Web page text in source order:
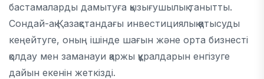
бастамаларды дамытуға қызығушылық танытты.
Сондай-ақ Қазақстандағы инвестициялық қатысуды
кеңейтуге, оның ішінде шағын және орта бизнесті
қолдау мен заманауи қаржы құралдарын енгізуге
дайын екенін жеткізді.